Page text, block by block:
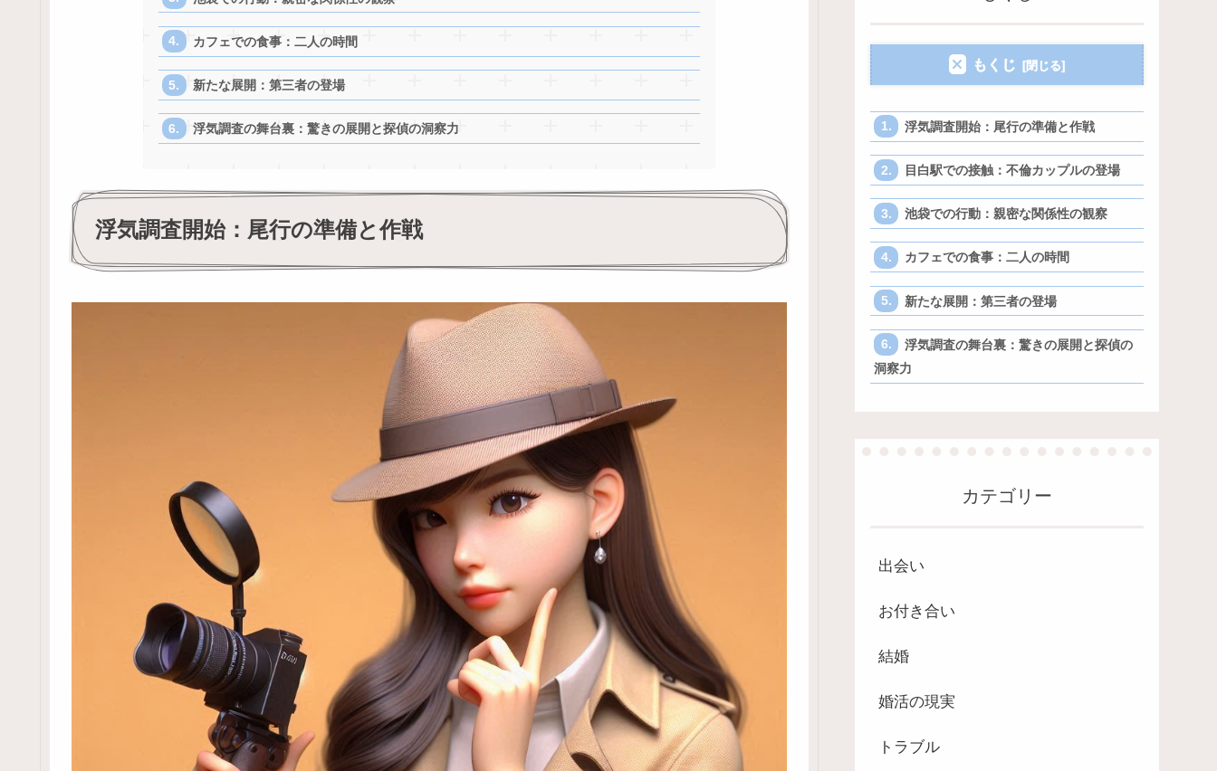
カフェでの食事：二人の時間
新たな展開：第三者の登場
浮気調査の舞台裏：驚きの展開と探偵の洞察力
浮気調査開始：尾行の準備と作戦
もくじ
浮気調査開始：尾行の準備と作戦
目白駅での接触：不倫カップルの登場
池袋での行動：親密な関係性の観察
カフェでの食事：二人の時間
新たな展開：第三者の登場
浮気調査の舞台裏：驚きの展開と探偵の
洞察力
カテゴリー
出会い
お付き合い
結婚
婚活の現実
トラブル